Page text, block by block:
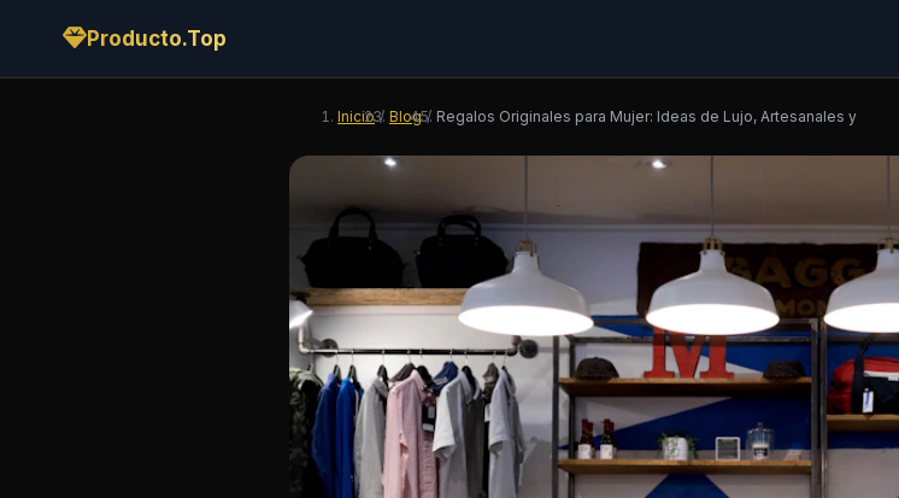
Producto.Top
Inicio / Blog / Regalos Originales para Mujer: Ideas de Lujo, Artesanales y